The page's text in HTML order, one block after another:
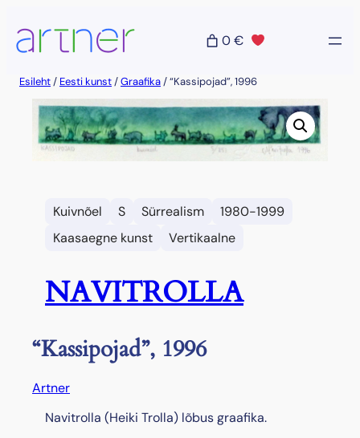
sisu
juurde
0 €
Esileht/ Eesti kunst/Graafika/ “Kassipojad”, 1996
Kuivnõel S Sürrealism
1980-1999
Kaasaegne kunst
Vertikaalne
NAVITROLLA
“Kassipojad”, 1996
Artner
Navitrolla (Heiki Trolla) lõbus graafika.